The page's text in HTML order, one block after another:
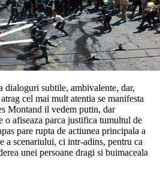
dialoguri subtile, ambivalente, dar,
cel mai mult atentia se manifesta
Montand il vedem putin, dar
o afiseaza parca justifica tumultul de
pare rupta de actiunea principala a
a scenariului, ci intr-adins, pentru ca
unei persoane dragi si buimaceala